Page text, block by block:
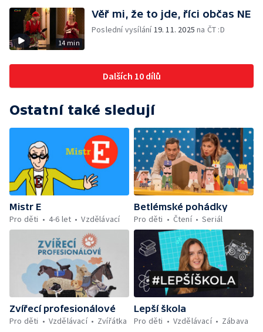
14 min
Věř mi, že to jde, říci občas NE
Poslední vysílání19. 11. 2025 na ČT :D
Dalších 10 dílů
Ostatní také sledují
Mistr E
Pro děti
4-6 let Vzdělávací
Betlémské pohádky
Pro děti
Čtení Seriál
Zvířecí profesionálové
Pro děti
Vzdělávací Zvířátka
Lepší škola
Pro děti
Vzdělávací Zábava